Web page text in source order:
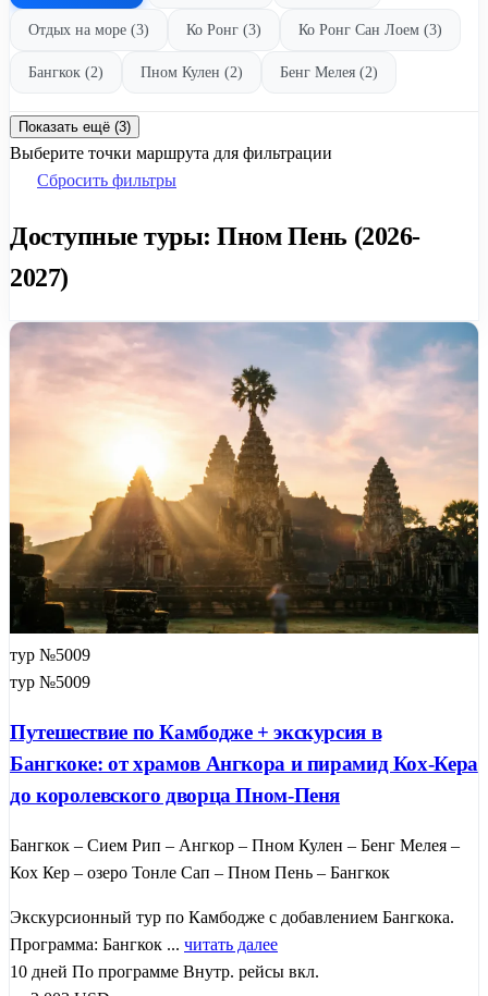
Отдых на море (3) Ко Ронг (3) Ко Ронг Сан Лоем (3)
Бангкок (2) Пном Кулен (2) Бенг Мелея (2)
Показать ещё (3)
Выберите точки маршрута для фильтрации
Сбросить фильтры
Доступные туры: Пном Пень (2026-
2027)
тур №5009
тур №5009
Путешествие по Камбодже + экскурсия в
Бангкоке: от храмов Ангкора и пирамид Кох-Кера
до королевского дворца Пном-Пеня
Бангкок – Сием Рип – Ангкор – Пном Кулен – Бенг Мелея –
Кох Кер – озеро Тонле Сап – Пном Пень – Бангкок
Экскурсионный тур по Камбодже с добавлением Бангкока.
Программа: Бангкок ... читать далее
10 дней По программе Внутр. рейсы вкл.